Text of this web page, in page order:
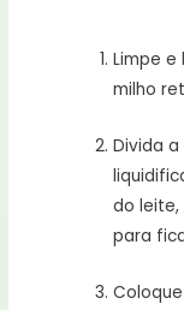
Limpe e
milho
Divida
do leite,
para